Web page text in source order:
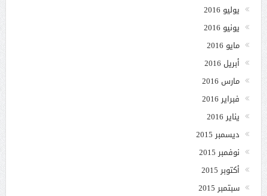
يوليو 2016
يونيو 2016
مايو 2016
أبريل 2016
مارس 2016
فبراير 2016
يناير 2016
ديسمبر 2015
نوفمبر 2015
أكتوبر 2015
سبتمبر 2015